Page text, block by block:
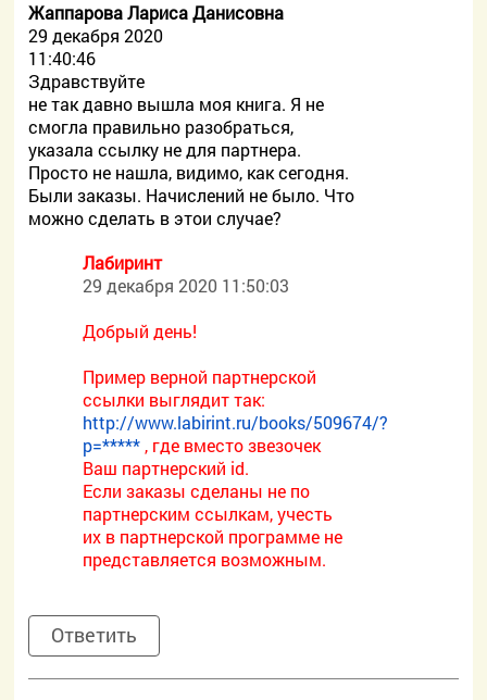
Жаппарова Лариса Данисовна
29 декабря 2020
11:40:46
Здравствуйте
не так давно вышла моя книга. Я не
смогла правильно разобраться,
указала ссылку не для партнера.
Просто не нашла, видимо, как сегодня.
Были заказы. Начислений не было. Что
можно сделать в этои случае?
Лабиринт
29 декабря 2020 11:50:03
Добрый день!
Пример верной партнерской
ссылки выглядит так:
http://www.labirint.ru/books/509674/?
p=***** , где вместо звезочек
Ваш партнерский id.
Если заказы сделаны не по
партнерским ссылкам, учесть
их в партнерской программе не
представляется возможным.
Ответить